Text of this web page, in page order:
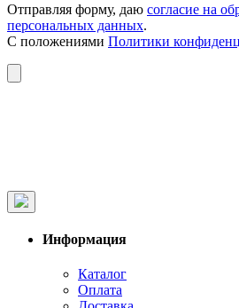
Отправляя форму, даю согласие на
персональных данных.
С положениями Политики
Информация
Каталог
Оплата